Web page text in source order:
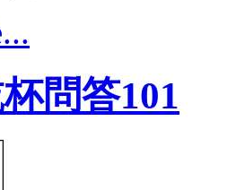
問答101